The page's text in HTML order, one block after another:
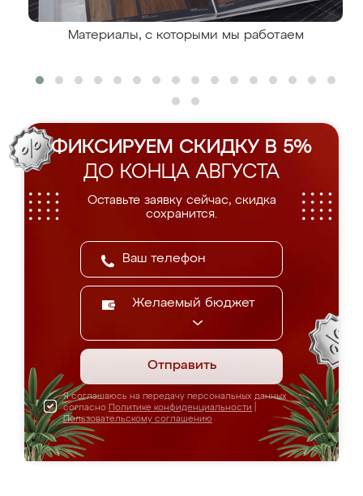
Материалы, с которыми мы работаем
ФИКСИРУЕМ СКИДКУ В 5%
ДО КОНЦА АВГУСТА
Оставьте заявку сейчас, скидка
сохранится.
Желаемый бюджет
Отправить
Я соглашаюсь на передачу персональных данных
согласно Политике конфиденциальности
Пользовательскому соглашению